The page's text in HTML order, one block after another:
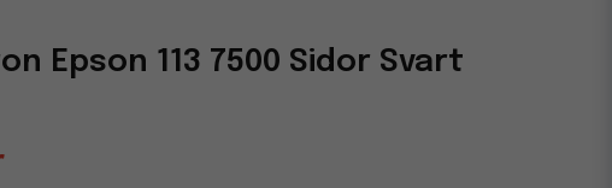
Epson 113 7500 Sidor Svart